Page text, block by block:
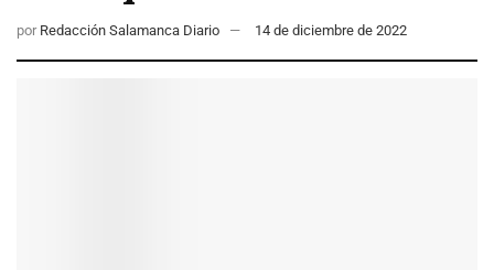
por Redacción Salamanca Diario 14 de diciembre de 2022